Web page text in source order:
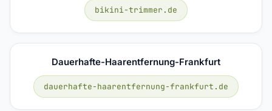
bikini-trimmer.de
Dauerhafte-Haarentfernung-Frankfurt
dauerhafte-haarentfernung-frankfurt.de